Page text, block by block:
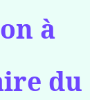
à
du